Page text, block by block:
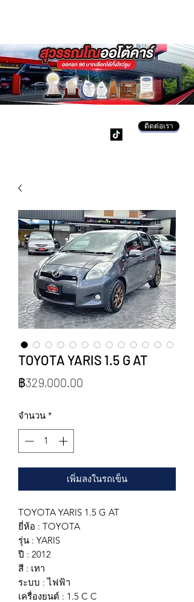
ติดต่อเรา
TOYOTA YARIS 1.5 G AT
฿329,000.00
จำนวน *
เพิ่มลงในรถเข็น
TOYOTA YARIS 1.5 G AT
ยี่ห้อ : TOYOTA
รุ่น : YARIS
ปี : 2012
สี : เทา
ระบบ : ไฟฟ้า
เครื่องยนต์ : 1.5 C C